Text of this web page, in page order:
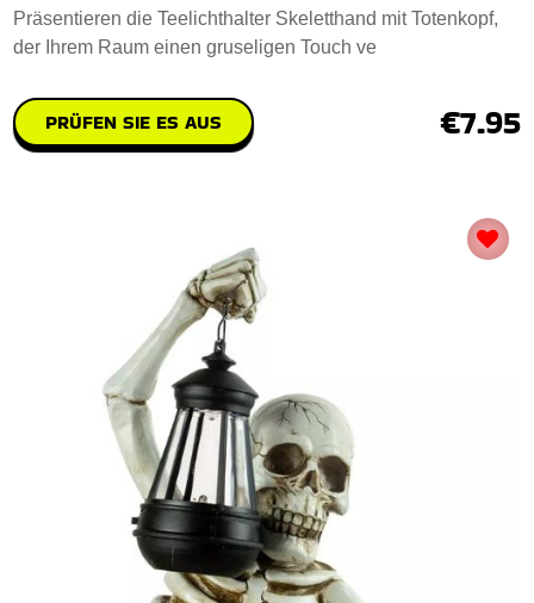
Präsentieren die Teelichthalter Skeletthand mit Totenkopf,
der Ihrem Raum einen gruseligen Touch ve
PRÜFEN SIE ES AUS €7.95